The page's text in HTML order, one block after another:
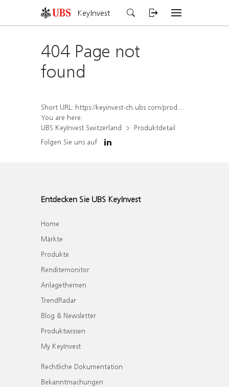
KeyInvest
404 Page not
found
Short URL: https://keyinvest-ch.ubs.com/produkt/detail/index/isin/CH1565645129
You are here:
UBS KeyInvest Switzerland
Produktdetail
Folgen Sie uns auf
Entdecken Sie UBS KeyInvest
Home
Märkte
Produkte
Renditemonitor
Anlagethemen
TrendRadar
Blog & Newsletter
Produktwissen
My KeyInvest
Rechtliche Dokumentation
Bekanntmachungen